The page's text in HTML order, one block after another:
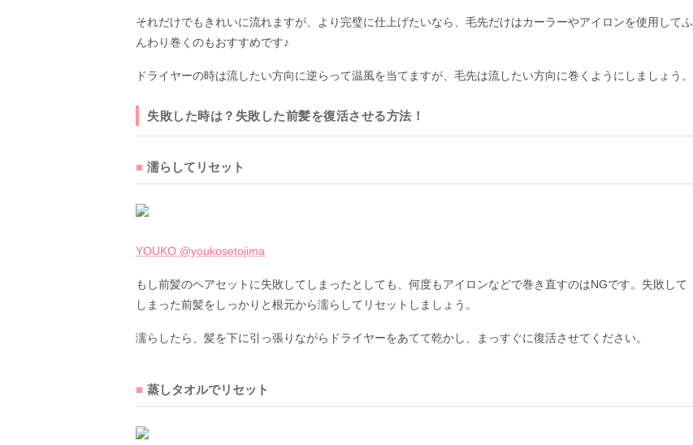
それだけでもきれいに流れますが、より完璧に仕上げたいなら、毛先だけはカーラーやアイロンを使用してふ
んわり巻くのもおすすめです♪
ドライヤーの時は流したい方向に逆らって温風を当てますが、毛先は流したい方向に巻くようにしましょう。
失敗した時は？失敗した前髪を復活させる方法！
濡らしてリセット
YOUKO @youkosetojima
もし前髪のヘアセットに失敗してしまったとしても、何度もアイロンなどで巻き直すのはNGです。失敗して
しまった前髪をしっかりと根元から濡らしてリセットしましょう。
濡らしたら、髪を下に引っ張りながらドライヤーをあてて乾かし、まっすぐに復活させてください。
蒸しタオルでリセット